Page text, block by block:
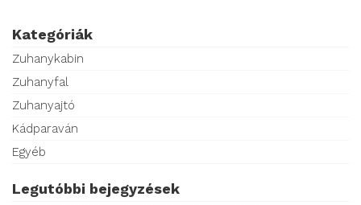
Kategóriák
Zuhanykabin
Zuhanyfal
Zuhanyajtó
Kádparaván
Egyéb
Legutóbbi bejegyzések